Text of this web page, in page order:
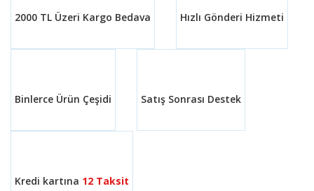
2000 TL Üzeri Kargo Bedava Hızlı Gönderi Hizmeti
Binlerce Ürün Çeşidi Satış Sonrası Destek
Kredi kartına 12 Taksit